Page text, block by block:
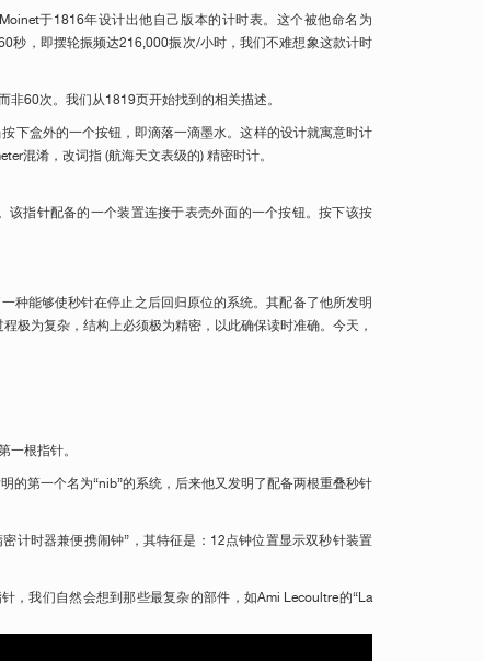
于1816年设计出他自己版本的计时表。这个被他命名为
秒，即摆轮振频达216,000振次/小时，我们不难想象这款计时
非60次。我们从1819页开始找到的相关描述。
下盒外的一个按钮，即滴落一滴墨水。这样的设计就寓意时计
混淆，改词指 (航海天文表级的) 精密时计。
指针配备的一个装置连接于表壳外面的一个按钮。按下该按
种能够使秒针在停止之后回归原位的系统。其配备了他所发明
极为复杂，结构上必须极为精密，以此确保读时准确。今天，
一根指针。
的第一个名为“nib”的系统，后来他又发明了配备两根重叠秒针
计时器兼便携闹钟”，其特征是：12点钟位置显示双秒针装置
，我们自然会想到那些最复杂的部件，如Ami Lecoultre的“La